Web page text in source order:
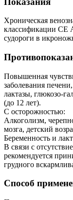
Хроническая
классификации СЕ
судороги в
Повышенная
заболевания
лактазы, глюкозо-
(до 12 лет).
С осторожностью:
Алкоголизм,
мозга, детский
Беременность и
В связи с
рекомендуется
грудного
Способ